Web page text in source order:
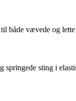
både vævede og
sting i